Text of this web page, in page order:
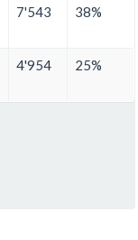
7'543 38%
4'954 25%